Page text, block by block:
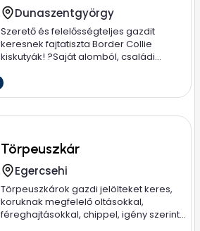
Dunaszentgyörgy
Szerető és felelősségteljes gazdit
keresnek fajtatiszta Border Collie
kiskutyák! ? ​Saját alomból, családi...
Törpeuszkár
Egercsehi
Törpeuszkárok gazdi jelölteket keres,
koruknak megfelelő oltásokkal,
féreghajtásokkal, chippel, igény szerint...